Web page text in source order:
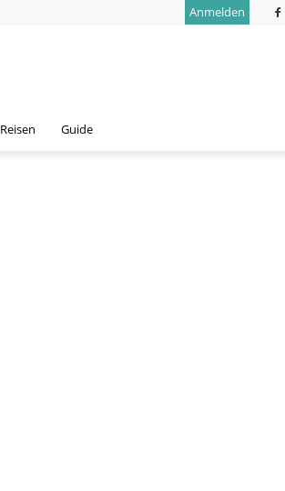
Anmelden
Reisen Guide